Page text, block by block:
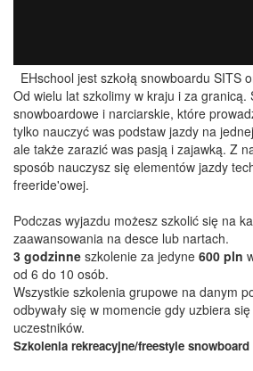
EHschool jest szkołą snowboardu SITS
Od wielu lat szkolimy w kraju i za granicą.
snowboardowe i narciarskie, które
tylko nauczyć was podstaw jazdy na
ale także zarazić was pasją i zajawką. Z
sposób nauczysz się elementów jazdy
freeride'owej.
Podczas wyjazdu możesz szkolić się na
zaawansowania na desce lub nartach.
3 godzinne szkolenie za jedyne 600 pln
od 6 do 10 osób.
Wszystkie szkolenia grupowe na danym
odbywały się w momencie gdy uzbiera
uczestników.
Szkolenia rekreacyjne/freestyle